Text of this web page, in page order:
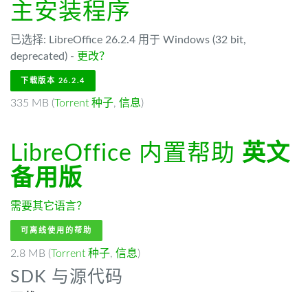
主安装程序
已选择: LibreOffice 26.2.4 用于 Windows (32 bit,
deprecated) - 更改？
下载版本 26.2.4
335 MB (Torrent 种子, 信息)
LibreOffice 内置帮助 英文
备用版
需要其它语言？
可离线使用的帮助
2.8 MB (Torrent 种子, 信息)
SDK 与源代码